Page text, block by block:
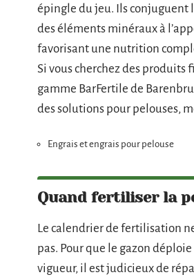
épingle du jeu. Ils conjuguent
des éléments minéraux à
favorisant une nutrition
Si vous cherchez des produits
gamme BarFertile de
des solutions pour pelouses,
Engrais et engrais pour pelouse
Quand fertiliser la
Le calendrier de fertilisation
pas. Pour que le gazon
vigueur, il est judicieux de